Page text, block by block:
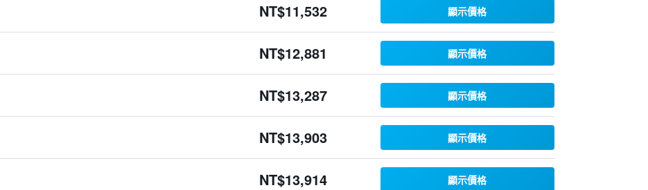
NT$11,532 顯示價格
NT$12,881 顯示價格
NT$13,287 顯示價格
NT$13,903 顯示價格
NT$13,914 顯示價格